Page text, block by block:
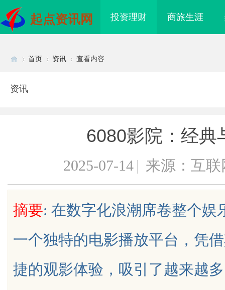
起点资讯网 投资理财 商旅生涯
首页 资讯 查看内容
资讯
6080影院：经典
2025-07-14 | 来源：互联
摘要: 在数字化浪潮席卷整个娱
一个独特的电影播放平台，凭
捷的观影体验，吸引了越来越
据知识产权登记扫清 代平台